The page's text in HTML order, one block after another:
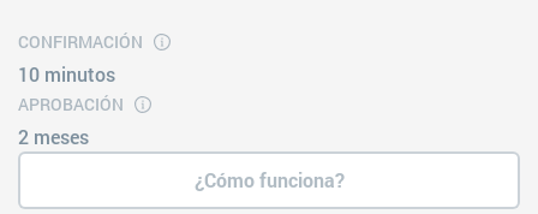
CONFIRMACIÓN
10 minutos
APROBACIÓN
2 meses
¿Cómo funciona?